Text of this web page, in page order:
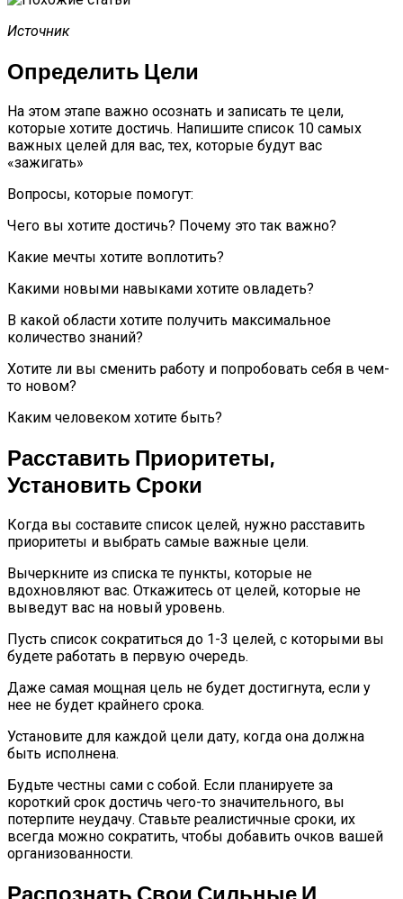
Источник
Определить Цели
На этом этапе важно осознать и записать те цели,
которые хотите достичь. Напишите список 10 самых
важных целей для вас, тех, которые будут вас
«зажигать»
Вопросы, которые помогут:
Чего вы хотите достичь? Почему это так важно?
Какие мечты хотите воплотить?
Какими новыми навыками хотите овладеть?
В какой области хотите получить максимальное
количество знаний?
Хотите ли вы сменить работу и попробовать себя в чем-
то новом?
Каким человеком хотите быть?
Расставить Приоритеты,
Установить Сроки
Когда вы составите список целей, нужно расставить
приоритеты и выбрать самые важные цели.
Вычеркните из списка те пункты, которые не
вдохновляют вас. Откажитесь от целей, которые не
выведут вас на новый уровень.
Пусть список сократиться до 1-3 целей, с которыми вы
будете работать в первую очередь.
Даже самая мощная цель не будет достигнута, если у
нее не будет крайнего срока.
Установите для каждой цели дату, когда она должна
быть исполнена.
Будьте честны сами с собой. Если планируете за
короткий срок достичь чего-то значительного, вы
потерпите неудачу. Ставьте реалистичные сроки, их
всегда можно сократить, чтобы добавить очков вашей
организованности.
Распознать Свои Сильные И